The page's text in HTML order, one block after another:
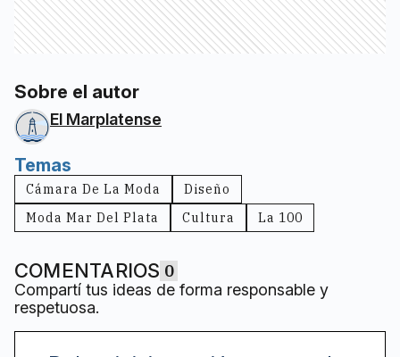
Sobre el autor
El Marplatense
Temas
Cámara De La Moda
Diseño
Moda Mar Del Plata
Cultura La 100
COMENTARIOS 0
Compartí tus ideas de forma responsable y
respetuosa.